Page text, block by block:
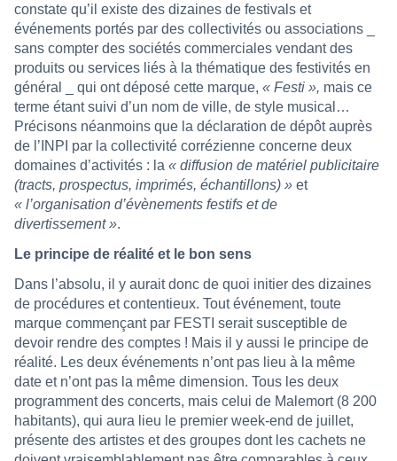
constate qu’il existe des dizaines de festivals et
événements portés par des collectivités ou associations _
sans compter des sociétés commerciales vendant des
produits ou services liés à la thématique des festivités en
général _ qui ont déposé cette marque, « Festi », mais ce
terme étant suivi d’un nom de ville, de style musical…
Précisons néanmoins que la déclaration de dépôt auprès
de l’INPI par la collectivité corrézienne concerne deux
domaines d’activités : la « diffusion de matériel publicitaire
(tracts, prospectus, imprimés, échantillons) » et
« l’organisation d’évènements festifs et de
divertissement ».
Le principe de réalité et le bon sens
Dans l’absolu, il y aurait donc de quoi initier des dizaines
de procédures et contentieux. Tout événement, toute
marque commençant par FESTI serait susceptible de
devoir rendre des comptes ! Mais il y aussi le principe de
réalité. Les deux événements n’ont pas lieu à la même
date et n’ont pas la même dimension. Tous les deux
programment des concerts, mais celui de Malemort (8 200
habitants), qui aura lieu le premier week-end de juillet,
présente des artistes et des groupes dont les cachets ne